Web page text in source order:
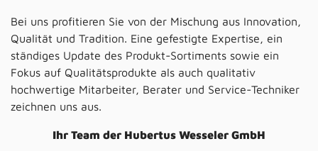
Bei uns profitieren Sie von der Mischung aus Innovation,
Qualität und Tradition. Eine gefestigte Expertise, ein
ständiges Update des Produkt-Sortiments sowie ein
Fokus auf Qualitätsprodukte als auch qualitativ
hochwertige Mitarbeiter, Berater und Service-Techniker
zeichnen uns aus.
Ihr Team der Hubertus Wesseler GmbH